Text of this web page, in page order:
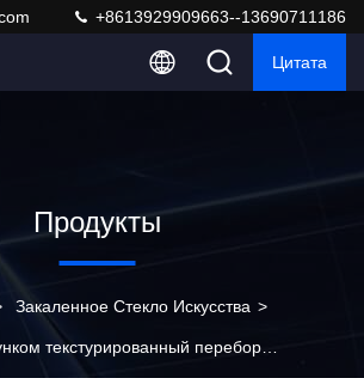
+8613929909663--13690711186
Цитата
Продукты
Закаленное Стекло Искусства >
текстурированный перебор